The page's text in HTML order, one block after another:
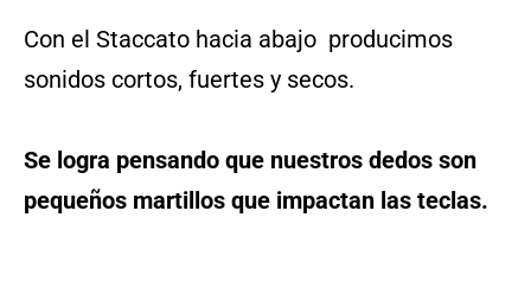
Con el Staccato hacia abajo producimos
sonidos cortos, fuertes y secos.
Se logra pensando que nuestros dedos son
pequeños martillos que impactan las teclas.